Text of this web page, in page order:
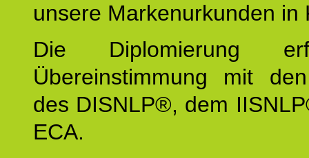
unsere Markenurkunden in
Die Diplomierung
Übereinstimmung mit
des DISNLP®, dem
ECA.